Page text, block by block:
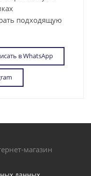
подходящую
в WhatsApp
магазин